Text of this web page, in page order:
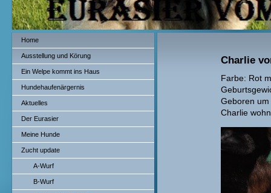
Home
Ausstellung und Körung
Ein Welpe kommt ins Haus
Hundehaufenärgernis
Aktuelles
Der Eurasier
Meine Hunde
Zucht update
A-Wurf
B-Wurf
Charlie
Farbe: Rot
Geboren um
Charlie